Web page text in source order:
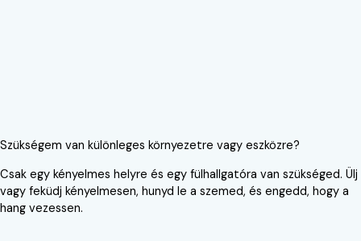
Szükségem van különleges környezetre vagy eszközre?
Csak egy kényelmes helyre és egy fülhallgatóra van szükséged. Ülj
vagy feküdj kényelmesen, hunyd le a szemed, és engedd, hogy a
hang vezessen.